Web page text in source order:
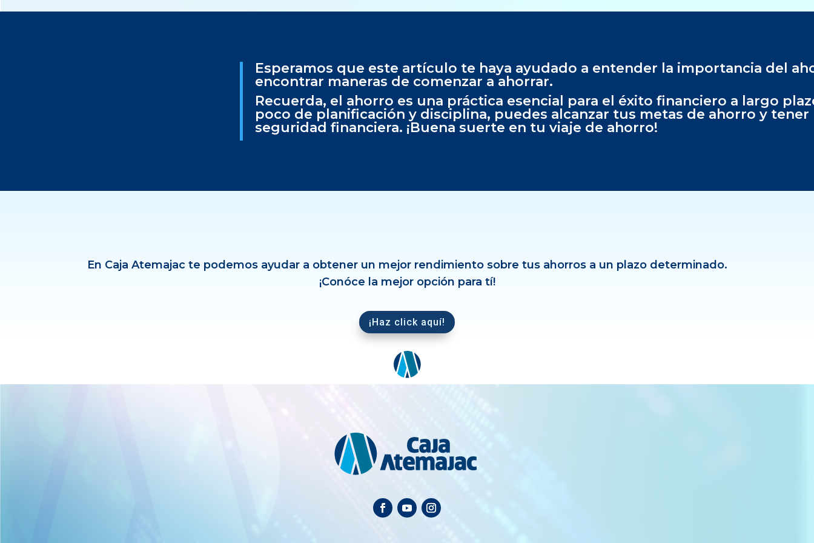
Esperamos que este artículo te haya ayudado a entender la importancia del
encontrar maneras de comenzar a ahorrar.
Recuerda, el ahorro es una práctica esencial para el éxito financiero a largo
poco de planificación y disciplina, puedes alcanzar tus metas de ahorro y tener
seguridad financiera. ¡Buena suerte en tu viaje de ahorro!
En Caja Atemajac te podemos ayudar a obtener un mejor rendimiento sobre tus ahorros a un plazo determinado.
¡Conóce la mejor opción para tí!
¡Haz click aquí!